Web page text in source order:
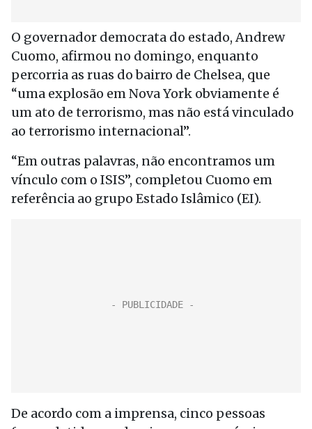
O governador democrata do estado, Andrew
Cuomo, afirmou no domingo, enquanto
percorria as ruas do bairro de Chelsea, que
“uma explosão em Nova York obviamente é
um ato de terrorismo, mas não está vinculado
ao terrorismo internacional”.
“Em outras palavras, não encontramos um
vínculo com o ISIS”, completou Cuomo em
referência ao grupo Estado Islâmico (EI).
De acordo com a imprensa, cinco pessoas